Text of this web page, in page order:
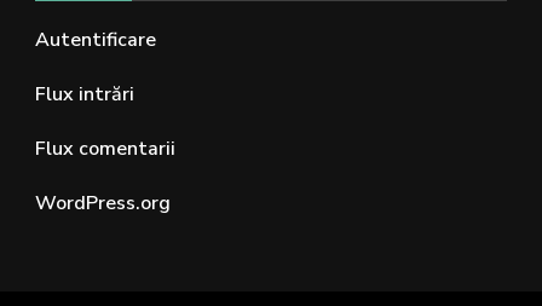
Autentificare
Flux intrări
Flux comentarii
WordPress.org